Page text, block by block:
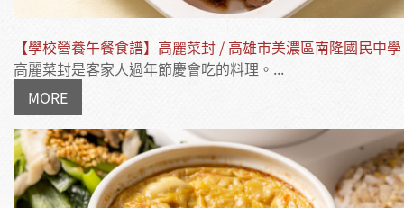
【學校營養午餐食譜】高麗菜封 / 高雄市美濃區南隆國民中學
高麗菜封是客家人過年節慶會吃的料理。...
MORE